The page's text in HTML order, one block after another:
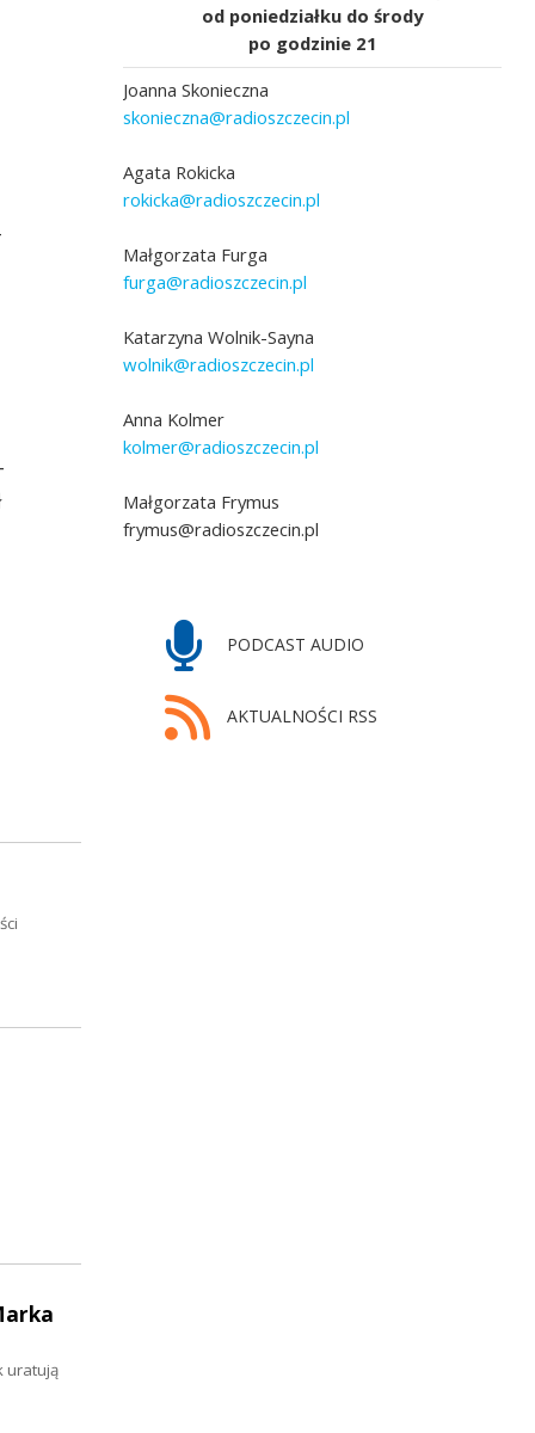
Rządziński goście
Zespół Pieśni i Tańca Ziemi Szczecińskiej
od poniedziałku do środy
po godzinie 21
Joanna Skonieczna
skonieczna@radioszczecin.pl
Agata Rokicka
rokicka@radioszczecin.pl
Małgorzata Furga
furga@radioszczecin.pl
Katarzyna Wolnik-Sayna
wolnik@radioszczecin.pl
Anna Kolmer
kolmer@radioszczecin.pl
Małgorzata Frymus
frymus@radioszczecin.pl
PODCAST AUDIO
AKTUALNOŚCI RSS
uratują